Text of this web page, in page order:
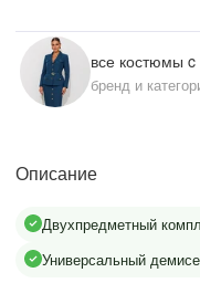
в Telegram
колл-центра:
- 19:00
все костюмы
бренд и
Описание
Двухпредметный
Универсальный